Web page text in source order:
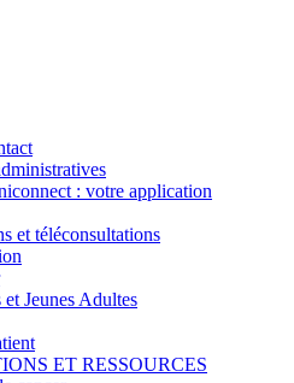
: votre application
et téléconsultations
Jeunes Adultes
ET RESSOURCES